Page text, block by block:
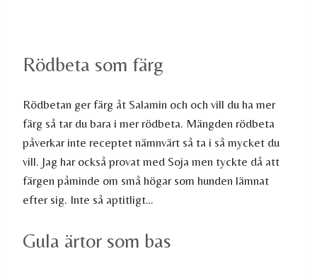
Rödbeta som färg
Rödbetan ger färg åt Salamin och och vill du ha mer
färg så tar du bara i mer rödbeta. Mängden rödbeta
påverkar inte receptet nämnvärt så ta i så mycket du
vill. Jag har också provat med Soja men tyckte då att
färgen påminde om små högar som hunden lämnat
efter sig. Inte så aptitligt…
Gula ärtor som bas